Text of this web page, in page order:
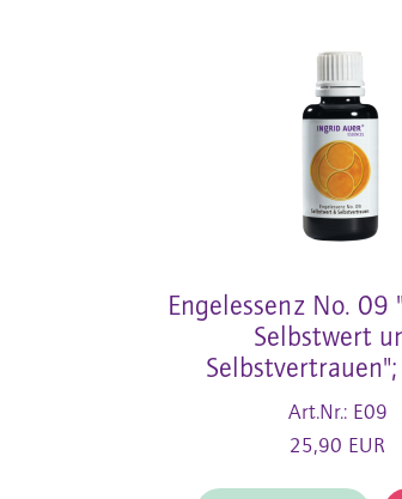
Engelessenz No. 09
Selbstwert
Selbstvertrauen";
Art.Nr.: E09
25,90 EUR